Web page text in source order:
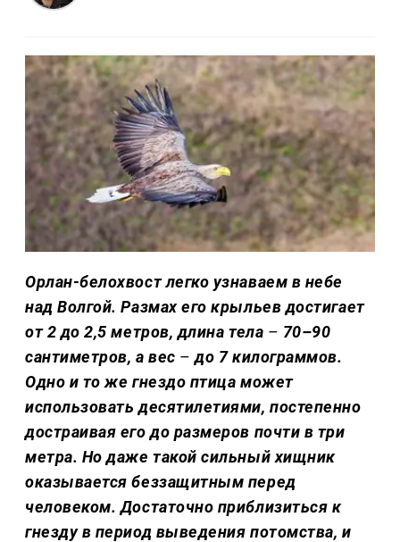
Орлан-белохвост легко узнаваем в небе
над Волгой. Размах его крыльев достигает
от 2 до 2,5 метров, длина тела – 70–90
сантиметров, а вес – до 7 килограммов.
Одно и то же гнездо птица может
использовать десятилетиями, постепенно
достраивая его до размеров почти в три
метра. Но даже такой сильный хищник
оказывается беззащитным перед
человеком. Достаточно приблизиться к
гнезду в период выведения потомства, и